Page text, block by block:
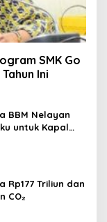
SMK Go
Ini
BBM Nelayan
untuk Kapal
Rp177 Triliun dan
CO₂